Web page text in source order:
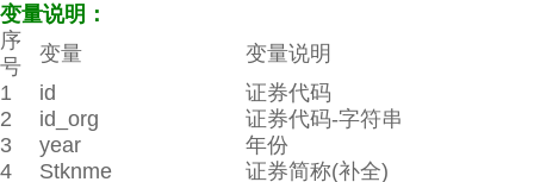
变量说明：
序
号
变量
变量说明
1
id
证券代码
2
id_org
证券代码-字符串
3
year
年份
4
Stknme
证券简称(补全)